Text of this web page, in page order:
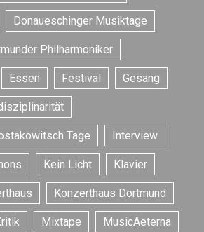
Donaueschinger Musiktage
Philharmoniker
Essen Festival Gesang
Tage Interview
Kein Licht Klavier
Konzerthaus Dortmund
Mixtape MusicAeterna